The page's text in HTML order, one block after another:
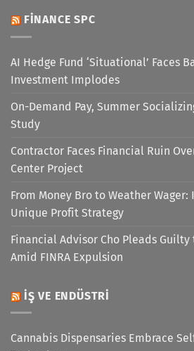
FINANCE SPC
AI Hedge Fund ‘Situational’ Faces
Investment Implodes
On-Demand Pay, Summer
Study
Contractor Faces Financial Ruin
Center Project
From Money Bro to Weather Wager:
Unique Profit Strategy
Financial Advisor Cho Pleads
Amid FINRA Expulsion
İŞ VE ENDÜSTRI
Cannabis Dispensaries Embrace